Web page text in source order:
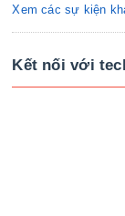
Xem các sự kiện
Kết nối với